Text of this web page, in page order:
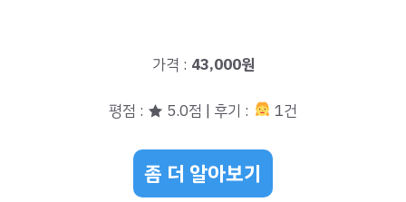
가격 : 43,000원
평점 : ★ 5.0점 | 후기 : 1건
좀 더 알아보기